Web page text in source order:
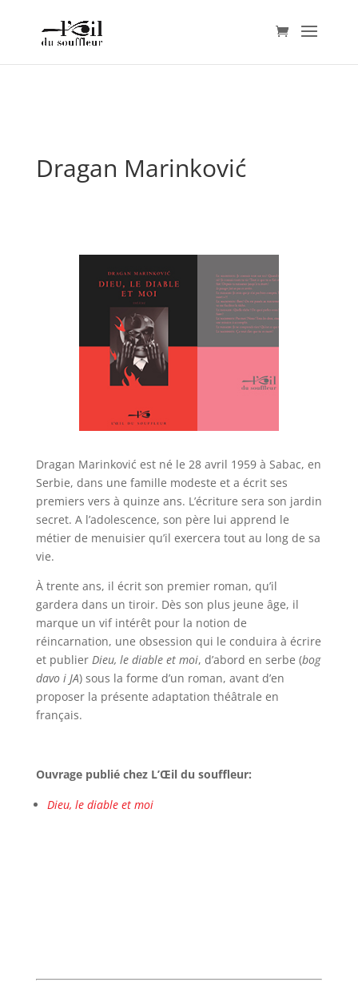
Dragan Marinković
Dragan Marinković est né le 28 avril 1959 à Sabac, en
Serbie, dans une famille modeste et a écrit ses
premiers vers à quinze ans. L’écriture sera son jardin
secret. A l’adolescence, son père lui apprend le
métier de menuisier qu’il exercera tout au long de sa
vie.
À trente ans, il écrit son premier roman, qu’il
gardera dans un tiroir. Dès son plus jeune âge, il
marque un vif intérêt pour la notion de
réincarnation, une obsession qui le conduira à écrire
et publier Dieu, le diable et moi, d’abord en serbe (bog
davo i JA) sous la forme d’un roman, avant d’en
proposer la présente adaptation théâtrale en
français.
Ouvrage publié chez L’Œil du souffleur:
Dieu, le diable et moi